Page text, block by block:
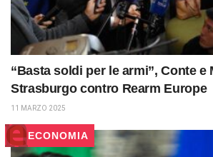
“Basta soldi per le armi”, Conte e
Strasburgo contro Rearm Europe
11 MARZO 2025
ECONOMIA